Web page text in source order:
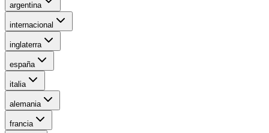
argentina
internacional
inglaterra
españa
italia
alemania
francia